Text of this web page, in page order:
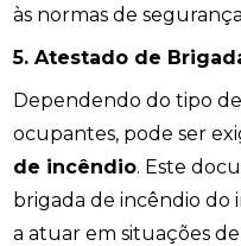
às normas de
5. Atestado de
Dependendo do tipo
ocupantes, pode ser
de incêndio. Este
brigada de incêndio do
a atuar em situações